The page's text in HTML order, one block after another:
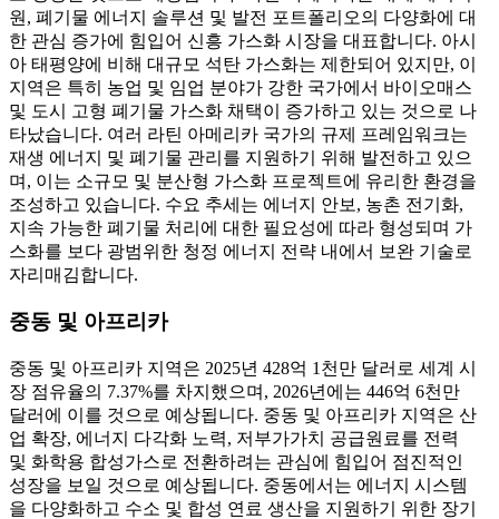
원, 폐기물 에너지 솔루션 및 발전 포트폴리오의 다양화에 대
한 관심 증가에 힘입어 신흥 가스화 시장을 대표합니다. 아시
아 태평양에 비해 대규모 석탄 가스화는 제한되어 있지만, 이
지역은 특히 농업 및 임업 분야가 강한 국가에서 바이오매스
및 도시 고형 폐기물 가스화 채택이 증가하고 있는 것으로 나
타났습니다. 여러 라틴 아메리카 국가의 규제 프레임워크는
재생 에너지 및 폐기물 관리를 지원하기 위해 발전하고 있으
며, 이는 소규모 및 분산형 가스화 프로젝트에 유리한 환경을
조성하고 있습니다. 수요 추세는 에너지 안보, 농촌 전기화,
지속 가능한 폐기물 처리에 대한 필요성에 따라 형성되며 가
스화를 보다 광범위한 청정 에너지 전략 내에서 보완 기술로
자리매김합니다.
중동 및 아프리카
중동 및 아프리카 지역은 2025년 428억 1천만 달러로 세계 시
장 점유율의 7.37%를 차지했으며, 2026년에는 446억 6천만
달러에 이를 것으로 예상됩니다. 중동 및 아프리카 지역은 산
업 확장, 에너지 다각화 노력, 저부가가치 공급원료를 전력
및 화학용 합성가스로 전환하려는 관심에 힘입어 점진적인
성장을 보일 것으로 예상됩니다. 중동에서는 에너지 시스템
을 다양화하고 수소 및 합성 연료 생산을 지원하기 위한 장기